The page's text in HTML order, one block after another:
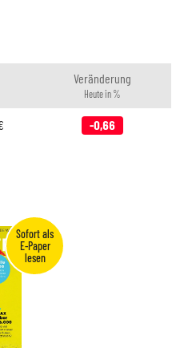
Veränderung
Heute in %
-0,66